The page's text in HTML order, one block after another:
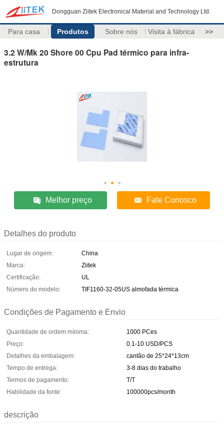
Dongguan Ziitek Electronical Material and Technology Ltd.
Para casa Produtos Sobre nós Visita à fábrica >>
3.2 W/Mk 20 Shore 00 Cpu Pad térmico para infra-
estrutura
Melhor preço Fale Conosco
Detalhes do produto
Lugar de origem:
China
Marca:
Ziitek
Certificação:
UL
Número do modelo:
TIF1160-32-05US almofada térmica
Condições de Pagamento e Envio
Quantidade de ordem mínima:
1000 PCes
Preço:
0.1-10 USD/PCS
Detalhes da embalagem:
cantão de 25*24*13cm
Tempo de entrega:
3-8 dias do trabalho
Termos de pagamento:
T/T
Habilidade da fonte:
100000pcs/month
descrição